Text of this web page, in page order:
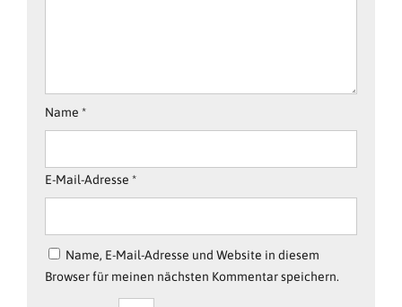
Name *
E-Mail-Adresse *
Name, E-Mail-Adresse und Website in diesem
Browser für meinen nächsten Kommentar speichern.